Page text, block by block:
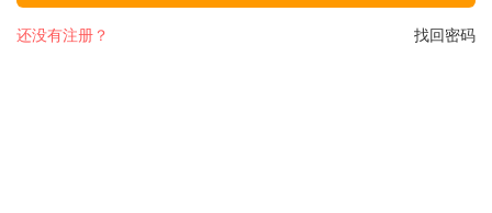
找回密码
还没有注册？